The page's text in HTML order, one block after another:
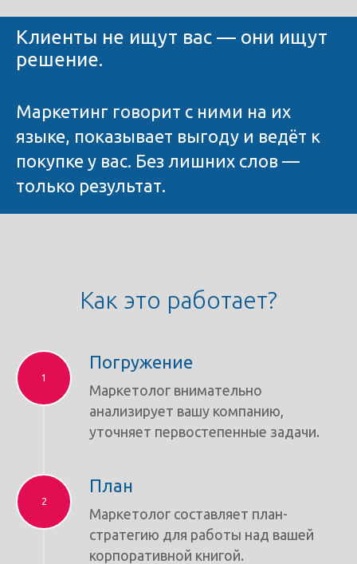
Клиенты не ищут вас — они ищут
решение.
Маркетинг говорит с ними на их
языке, показывает выгоду и ведёт к
покупке у вас. Без лишних слов —
только результат.
Как это работает?
Погружение
Маркетолог внимательно
анализирует вашу компанию,
уточняет первостепенные задачи.
План
Маркетолог составляет план-
стратегию для работы над вашей
корпоративной книгой.